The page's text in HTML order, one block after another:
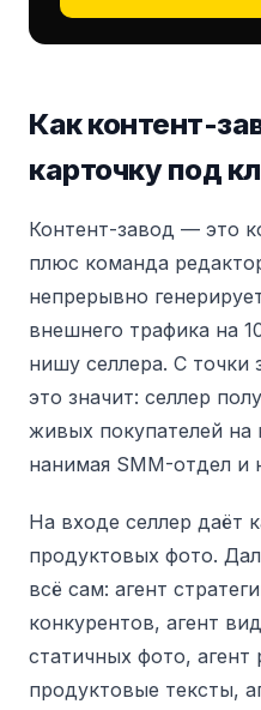
Как контент-
карточку под
Контент-завод — это
плюс команда
непрерывно
внешнего трафика на
нишу селлера. С точки
это значит: селлер
живых покупателей на
нанимая SMM-отдел и
На входе селлер даёт
продуктовых фото.
всё сам: агент
конкурентов, агент
статичных фото, агент
продуктовые тексты,